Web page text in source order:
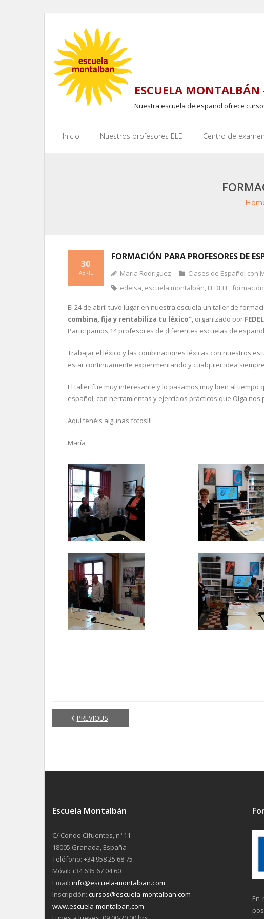
content
ESCUELA
Nuestra escuela de español ofrece
Inicio Nuestros profesores ELE Centro de examen
FORMACIÓN PARA PROFESORES DE
30
ABRIL Maria Rodriguez
Clases de Español con
edelsa, escuela montalbán, FEDELE,
El 24 de abril tuvo lugar en nuestra escuela un taller de
combina, fija y rentabiliza tu léxico”, organizado por
Participamos 14 profesores de diferentes escuelas de
Trabajar el léxico y las combinaciones léxicas con nuestros
estar continuamente experimentando y cualquier idea
El taller fue muy interesante y lo pasamos muy bien al
español, con herramientas y ejercicios prácticos que Olga
Aquí tenéis algunas fotos!!!
María
PREVIOUS
Escuela Montalbán
C/ Conde Cifuentes, nº 11
18005 Granada, España
Teléfono: +34 958 25 68 75
Móvil: +34 635 67 04 60
Email: info@escuela-montalban.com
Inscripción: cursos@escuela-montalban.com
www.escuela-montalban.com
En